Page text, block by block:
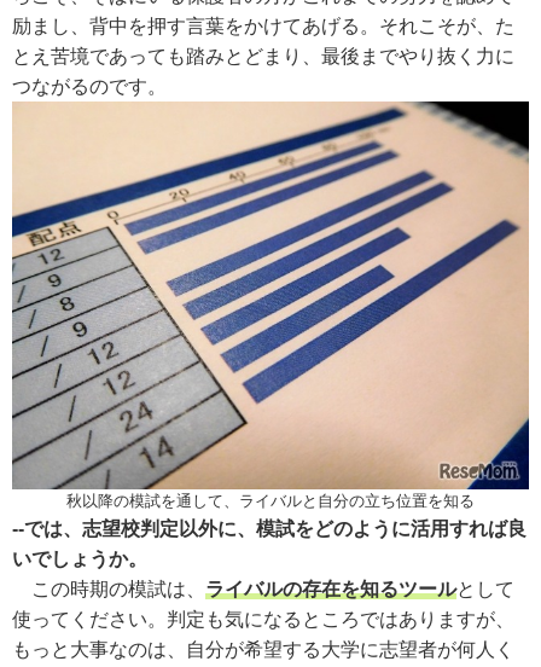
励まし、背中を押す言葉をかけてあげる。それこそが、た
とえ苦境であっても踏みとどまり、最後までやり抜く力に
つながるのです。
秋以降の模試を通して、ライバルと自分の立ち位置を知る
--では、志望校判定以外に、模試をどのように活用すれば良
いでしょうか。
この時期の模試は、 ライバルの存在を知るツールとして
使ってください。判定も気になるところではありますが、
もっと大事なのは、自分が希望する大学に志望者が何人く